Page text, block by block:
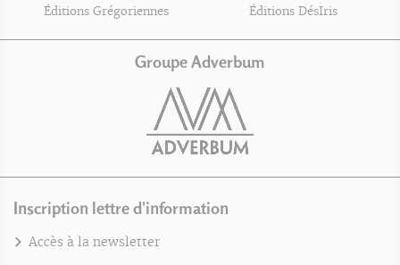
Éditions Grégoriennes Éditions DésIris
Groupe Adverbum
Inscription lettre d'information
Accès à la newsletter